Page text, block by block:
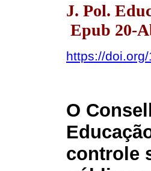
J. Pol.
Epub 20-
https://
O
controle